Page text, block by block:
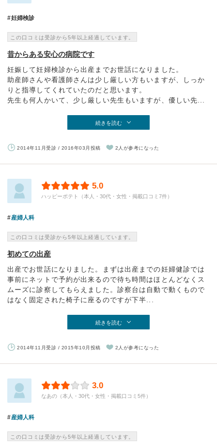
妊婦検診
この口コミは受診から5年以上経過しています。
昔からある安心の病院です
妊娠して妊婦検診から出産までお世話になりました。
助産師さんや看護師さんは少し厳しい方もいますが、しっか
りと指導してくれていたのだと思います。
先生も何人かいて、少し厳しい先生もいますが、優しい先...
続きを読む
2014年11月受診 / 2016年03月投稿 2人が参考になった
5.0
ハッピーポテト（本人・30代・女性・掲載口コミ7件）
産婦人科
この口コミは受診から5年以上経過しています。
初めての出産
出産でお世話になりました。まずは出産までの妊婦健診では
事前にネットで予約が出来るので待ち時間はほとんどなくス
ムーズに診察してもらえました。診察台は自動で動くもので
はなく固定された椅子に座るのですが下半...
続きを読む
2014年11月受診 / 2015年10月投稿 2人が参考になった
3.0
なあの（本人・30代・女性・掲載口コミ5件）
産婦人科
この口コミは受診から5年以上経過しています。